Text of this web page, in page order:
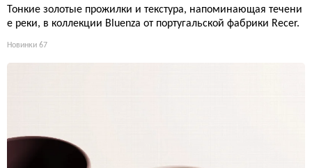
Тонкие золотые прожилки и текстура, напоминающая течени
е реки, в коллекции Bluenza от португальской фабрики Recer.
Новинки 67